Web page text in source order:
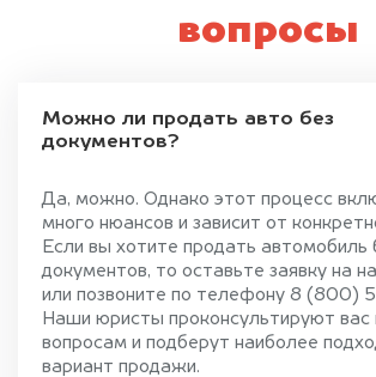
вопросы
Можно ли продать авто без
документов?
Да, можно. Однако этот процесс
много нюансов и зависит от
Если вы хотите продать автомобиль
документов, то оставьте заявку на
или позвоните по телефону 8 (800)
Наши юристы проконсультируют вас
вопросам и подберут наиболее
вариант продажи.